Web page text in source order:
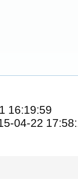
16:19:59
04-22